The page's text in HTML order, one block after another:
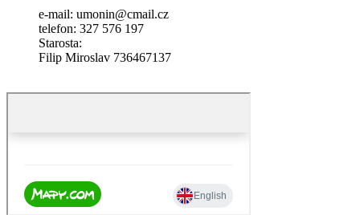
e-mail: umonin@cmail.cz
telefon: 327 576 197
Starosta:
Filip Miroslav 736467137